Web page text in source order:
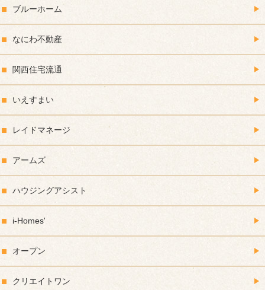
ブルーホーム
なにわ不動産
関西住宅流通
いえすまい
レイドマネージ
アームズ
ハウジングアシスト
i-Homes'
オープン
クリエイトワン